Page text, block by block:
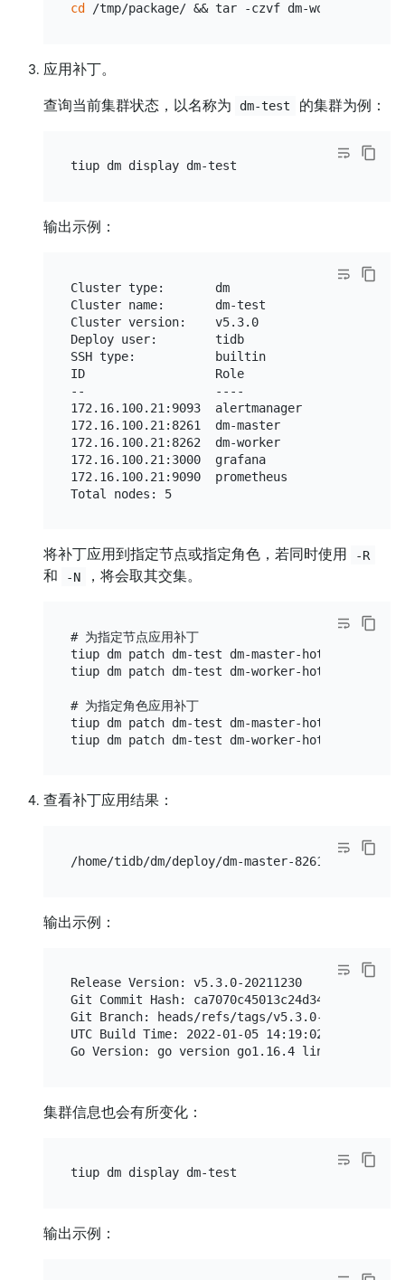
cd
应用补丁。
查询当前集群状态，以名称为 dm-test 的集群为例：
输出示例：
Cluster type:       dm
Cluster name:       dm-test
Cluster version:    v5.3.0
Deploy user:        tidb
SSH type:           builtin
ID                  Role                 Host
--                  ----                 ----
172.16.100.21:9093  alertmanager
172.16.100.21:8261  dm-master
172.16.100.21:8262  dm-worker
172.16.100.21:3000  grafana
172.16.100.21:9090  prometheus
Total nodes: 5
将补丁应用到指定节点或指定角色，若同时使用 -R
和 -N ，将会取其交集。
# 为指定节点应用补丁
tiup dm patch dm-test dm-master-hotfix-linux-
tiup dm patch dm-test dm-worker-hotfix-linux-
# 为指定角色应用补丁
tiup dm patch dm-test dm-master-hotfix-linux-
查看补丁应用结果：
输出示例：
Release Version: v5.3.0-20211230
Git Commit Hash:
Git Branch: heads/refs/tags/v5.3.0-20211230
UTC Build Time: 2022-01-05 14:19:02
集群信息也会有所变化：
输出示例：